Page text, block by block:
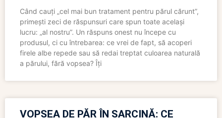
Când cauți „cel mai bun tratament pentru părul cărunt”,
primești zeci de răspunsuri care spun toate același
lucru: „al nostru”. Un răspuns onest nu începe cu
produsul, ci cu întrebarea: ce vrei de fapt, să acoperi
firele albe repede sau să redai treptat culoarea naturală
a părului, fără vopsea? Îți
VOPSEA DE PĂR ÎN SARCINĂ: CE